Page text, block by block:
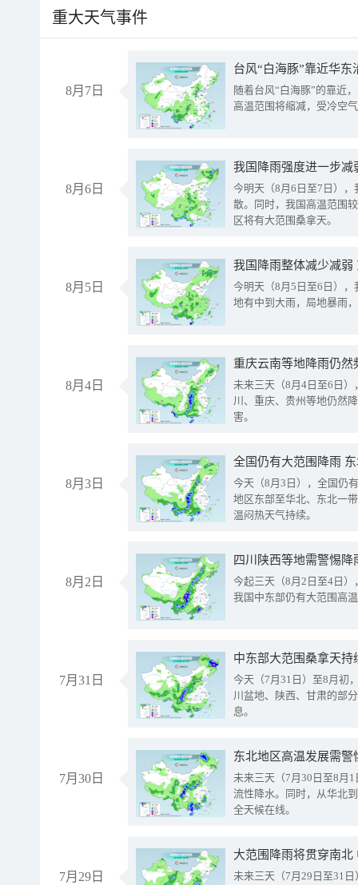
重大天气事件
8月7日
台风“白海豚”靠近华
随着台风“白海豚”的靠近
高温范围将缩减，受冷空
8月6日
今明天（8月6日至7日）
散。同时，我国高温范围
区将有大范围桑拿天。
8月5日
我国降雨整体减少减弱
今明天（8月5日至6日）
地有中到大雨，局地暴雨
8月4日
重庆云南等地降雨仍然
未来三天（8月4日至6日
川、重庆、贵州等地仍然
害。
8月3日
全国仍有大范围降雨
今天（8月3日），全国仍
地区东部至华北、东北一
温闷热天气持续。
8月2日
今起三天（8月2日至4日
我国中东部仍有大范围高
7月31日
中东部大范围桑拿天
今天（7月31日）至8月初
川盆地、陕西、甘肃的部
息。
7月30日
东北地区高温发展需
未来三天（7月30日至8月
流性降水。同时，从华北
全天候在线。
7月29日
大范围降雨将贯穿南
未来三天（7月29日至31